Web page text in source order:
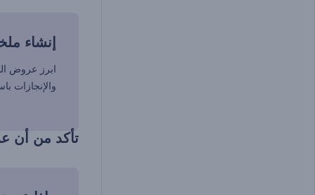
إنشاء
ابرز عروض
والإنجازات
تأكد من أن